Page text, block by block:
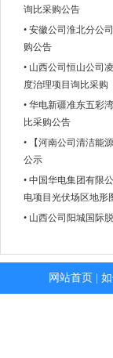
询比采购公告
• 安徽公司淮北分公
购公告
• 山西公司恒山公司
度治理项目询比采购
• 华电新疆准东五彩
比采购公告
• 【河南公司清洁能
公示
• 中国华电集团有限
电项目光伏场区地形
• 山西公司阳城国际
网站首页